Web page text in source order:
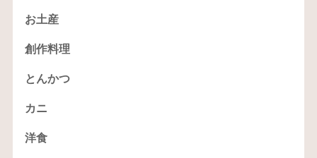
お土産
創作料理
とんかつ
カニ
洋食